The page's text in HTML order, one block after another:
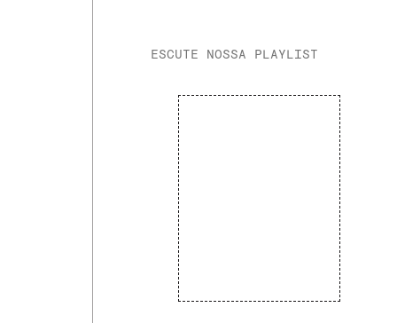
ESCUTE NOSSA PLAYLIST